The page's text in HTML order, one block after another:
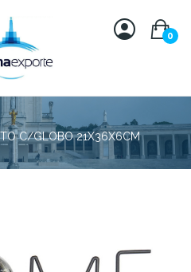
0
C/GLOBO 21X36X6CM